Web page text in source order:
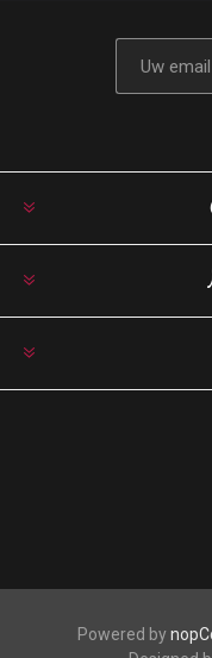
Powered by